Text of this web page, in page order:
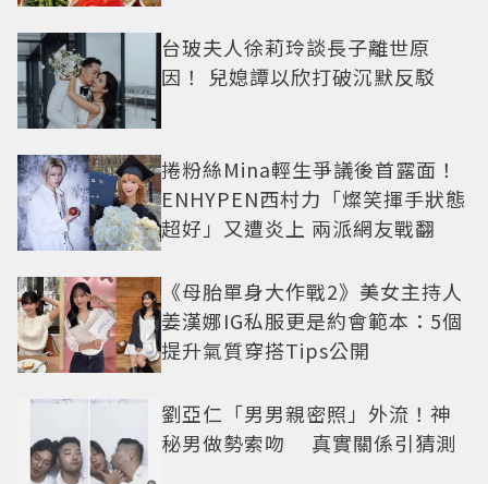
台玻夫人徐莉玲談長子離世原
因！ 兒媳譚以欣打破沉默反駁
捲粉絲Mina輕生爭議後首露面！
ENHYPEN西村力「燦笑揮手狀態
超好」又遭炎上 兩派網友戰翻
《母胎單身大作戰2》美女主持人
姜漢娜IG私服更是約會範本：5個
提升氣質穿搭Tips公開
劉亞仁「男男親密照」外流！神
秘男做勢索吻 真實關係引猜測